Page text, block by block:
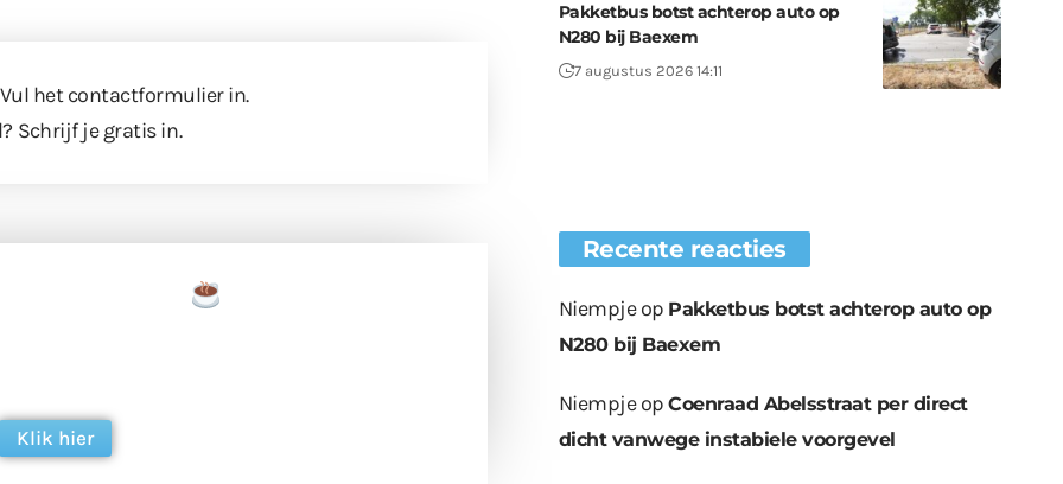
het contactformulierin.
Schrijf je gratis in.
Klik hier
Pakketbus botst achterop auto op
N280 bij Baexem
7 augustus 2026 14:11
Recente reacties
Niempjeop Pakketbus botst achterop auto op
N280 bij Baexem
NiempjeopCoenraad Abelsstraat per direct
dicht vanwege instabiele voorgevel